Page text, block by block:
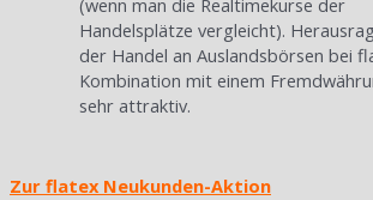
Handelsplätze vergleicht).
der Handel an Auslandsbörsen bei
Kombination mit einem
sehr attraktiv.
Zur flatex Neukunden-Aktion